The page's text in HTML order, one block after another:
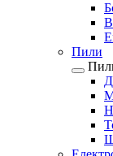
Пили